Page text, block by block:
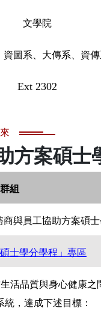
文學院
資圖系、大傳系、資
Ext 2302
方案碩士
組
商與員工協助方案碩
士學分學程」專區
活品質與身心健康之
，達成下述目標：